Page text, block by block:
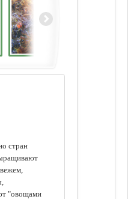
стран
"овощами